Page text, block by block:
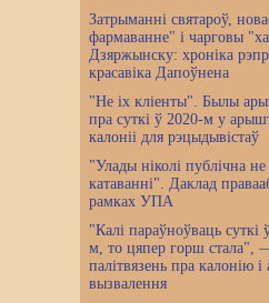
Затрыманні святароў,
фармаванне" і чарговы
Дзяржынску: хроніка
красавіка Дапоўнена
"Не іх кліенты". Былы
пра суткі ў 2020-м у
калоніі для рэцыдывістаў
"Улады ніколі публічна не
катаванні". Даклад
рамках УПА
"Калі параўноўваць суткі
м, то цяпер горш стала",
палітвязень пра калонію
вызвалення